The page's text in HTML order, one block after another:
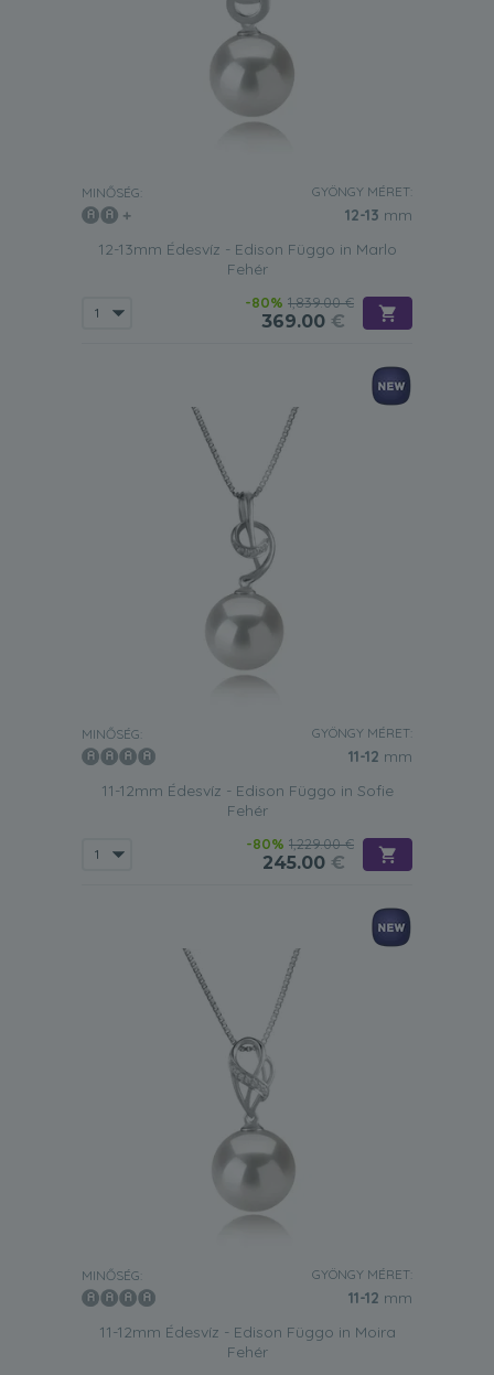
MINŐSÉG: GYÖNGY MÉRET:
12-13 mm
12-13mm Édesvíz - Edison Függo in Marlo
Fehér
-80% 1,839.00 €
369.00 €
MINŐSÉG: GYÖNGY MÉRET:
11-12 mm
11-12mm Édesvíz - Edison Függo in Sofie
Fehér
-80% 1,229.00 €
245.00 €
MINŐSÉG: GYÖNGY MÉRET:
11-12 mm
11-12mm Édesvíz - Edison Függo in Moira
Fehér